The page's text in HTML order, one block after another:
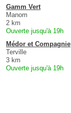
Gamm Vert
Manom
2 km
Ouverte jusqu'à 19h
Médor et Compagnie
Terville
3 km
Ouverte jusqu'à 19h